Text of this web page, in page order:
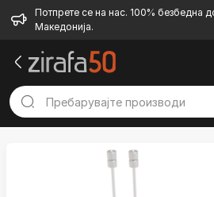
Потпрете се на нас. 100% безбедна
Македонија.